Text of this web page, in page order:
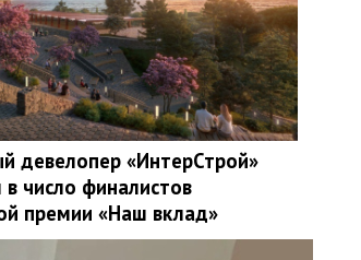
девелопер «ИнтерСтрой»
число финалистов
премии «Наш вклад»